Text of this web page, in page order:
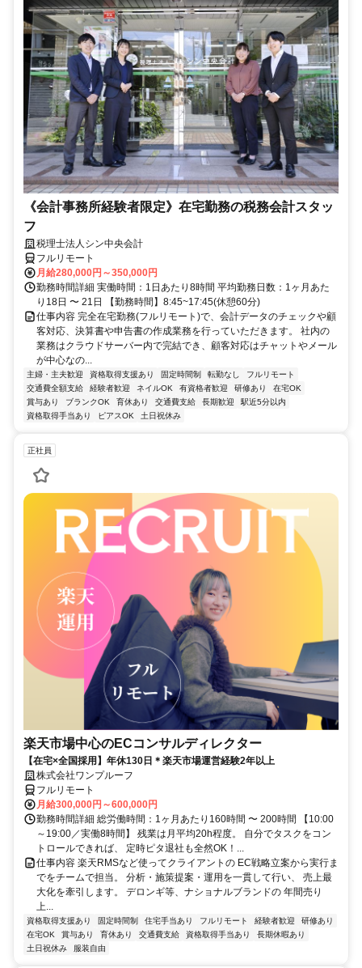
《会計事務所経験者限定》在宅勤務の税務会計スタッ
フ
税理士法人シン中央会計
フルリモート
月給280,000円～350,000円
勤務時間詳細 実働時間：1日あたり8時間 平均勤務日数：1ヶ月あた
り18日 〜 21日 【勤務時間】8:45~17:45(休憩60分)
仕事内容 完全在宅勤務(フルリモート)で、会計データのチェックや顧
客対応、決算書や申告書の作成業務を行っていただきます。 社内の
業務はクラウドサーバー内で完結でき、顧客対応はチャットやメール
が中心なの...
主婦・主夫歓迎 資格取得支援あり 固定時間制 転勤なし
フルリモート
交通費全額支給
経験者歓迎 ネイルOK 有資格者歓迎 研修あり
在宅OK
賞与あり
ブランクOK 育休あり 交通費支給 長期歓迎
駅近5分以内
資格取得手当あり
ピアスOK 土日祝休み
正社員
楽天市場中心のECコンサルディレクター
【在宅×全国採用】年休130日＊楽天市場運営経験2年以上
株式会社ワンプルーフ
フルリモート
月給300,000円～600,000円
勤務時間詳細 総労働時間：1ヶ月あたり160時間 〜 200時間 【10:00
～19:00／実働8時間】 残業は月平均20h程度。 自分でタスクをコン
トロールできれば、 定時ピタ退社も全然OK！...
仕事内容 楽天RMSなど使ってクライアントの EC戦略立案から実行ま
でをチームで担当。 分析・施策提案・運用を一貫して行い、 売上最
大化を牽引します。 デロンギ等、ナショナルブランドの 年間売り
上...
資格取得支援あり 固定時間制 住宅手当あり フルリモート 経験者歓迎
研修あり
在宅OK
賞与あり 育休あり 交通費支給 資格取得手当あり
長期休暇あり
土日祝休み
服装自由